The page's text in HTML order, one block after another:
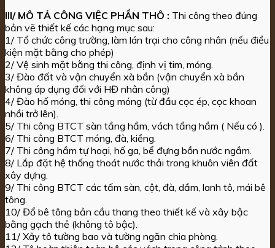
III/ MÔ TẢ CÔNG VIỆC PHẦN THÔ : Thi công theo đúng
bản vẽ thiết kế các hạng mục sau:
1/ Tổ chức công trường, làm lán trại cho công nhân (nếu điều
kiện mặt bằng cho phép)
2/ Vệ sinh mặt bằng thi công, định vị tim, móng.
3/ Đào đất và vận chuyển xà bần (vận chuyển xà bần
không áp dụng đối với HĐ nhân công)
4/ Đào hố móng, thi công móng (từ đầu cọc ép, cọc khoan
nhồi trở lên).
5/ Thi công BTCT sàn tầng hầm, vách tầng hầm ( Nếu có ).
6/ Thi công BTCT móng, đà, kiềng.
7/ Thi công hầm tự hoại, hố ga, bể đựng bồn nước ngầm.
8/ Lắp đặt hệ thống thoát nước thải trong khuôn viên đất
xây dựng.
9/ Thi công BTCT các tấm sàn, cột, đà, dầm, lanh tô, mái bê
tông.
10/ Đổ bê tông bản cầu thang theo thiết kế và xây bậc
bằng gạch thẻ (không tô bậc).
11/ Xây tô tường bao và tường ngăn chia phòng.